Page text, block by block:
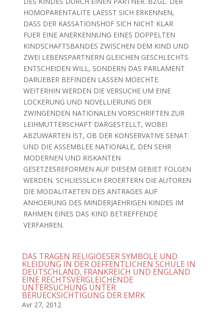
HOMOPARENTALITE LAESST SICH ERKENNEN,
DASS DER KASSATIONSHOF SICH NICHT KLAR
FUER EINE ANERKENNUNG EINES DOPPELTEN
KINDSCHAFTSBANDES ZWISCHEN DEM KIND UND
ZWEI LEBENSPARTNERN GLEICHEN GESCHLECHTS
ENTSCHEIDEN WILL, SONDERN DAS PARLAMENT
DARUEBER BEFINDEN LASSEN MOECHTE.
WEITERHIN WERDEN DIE VERSUCHE UM EINE
LOCKERUNG UND NOVELLIERUNG DER
ZWINGENDEN NATIONALEN VORSCHRIFTEN ZUR
LEIHMUTTERSCHAFT DARGESTELLT, WOBEI
ABZUWARTEN IST, OB DER KONSERVATIVE SENAT
UND DIE ASSEMBLEE NATIONALE, DEN SEHR
MODERNEN UND RISKANTEN
GESETZESREFORMEN AUF DIESEM GEBIET FOLGEN
WERDEN. SCHLIESSLICH EROERTERN DIE AUTOREN
DIE MODALITAETEN DES ANTRAGES AUF
ANHOERUNG DES MINDERJAEHRIGEN KINDES IM
RAHMEN EINES DAS KIND BETREFFENDE
VERFAHREN.
DAS TRAGEN RELIGIOESER SYMBOLE UND
KLEIDUNG IN DER OEFFENTLICHEN SCHULE IN
DEUTSCHLAND, FRANKREICH UND ENGLAND
EINE RECHTSVERGLEICHENDE
UNTERSUCHUNG UNTER
BERUECKSICHTIGUNG DER EMRK
Avr 27, 2012